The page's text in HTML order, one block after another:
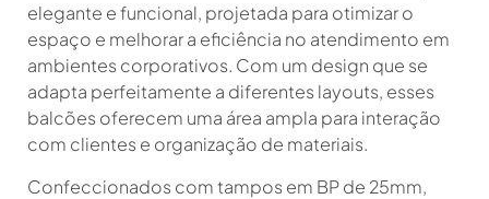
elegante e funcional, projetada para otimizar o
espaço e melhorar a eficiência no atendimento em
ambientes corporativos. Com um design que se
adapta perfeitamente a diferentes layouts, esses
balcões oferecem uma área ampla para interação
com clientes e organização de materiais.
Confeccionados com tampos em BP de 25mm,